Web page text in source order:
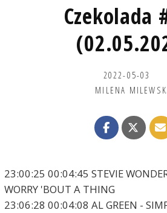
Czekolada
2022-05-03
MILENA
23:00:25 00:04:45 STEVIE
WORRY 'BOUT A THING
23:06:28 00:04:08 AL GREEN -